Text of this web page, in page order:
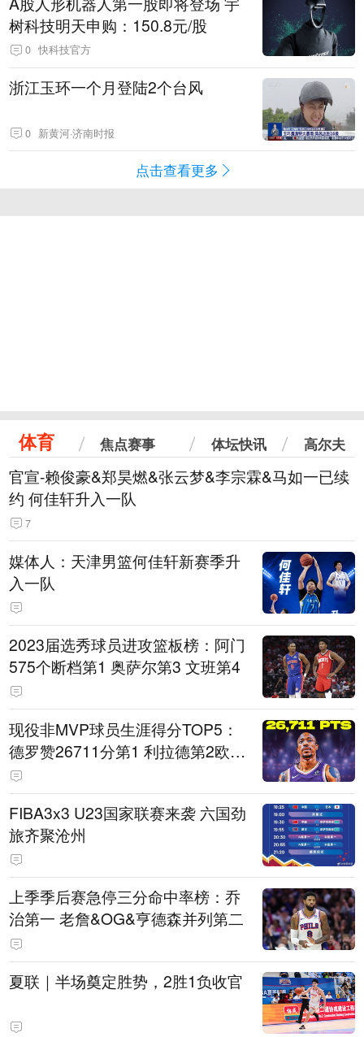
树科技明天申购：150.8元/股
0 快科技官方
浙江玉环一个月登陆2个台风
0 新黄河·济南时报
点击查看更多
体育 焦点赛事 体坛快讯 高尔夫
官宣-赖俊豪&郑昊燃&张云梦&李宗霖&马如一已续
约 何佳轩升入一队
7
媒体人：天津男篮何佳轩新赛季升
入一队
2023届选秀球员进攻篮板榜：阿门
575个断档第1 奥萨尔第3 文班第4
现役非MVP球员生涯得分TOP5：
德罗赞26711分第1 利拉德第2欧文
第5
FIBA3x3 U23国家联赛来袭 六国劲
旅齐聚沧州
上季季后赛急停三分命中率榜：乔
治第一 老詹&OG&亨德森并列第二
夏联｜半场奠定胜势，2胜1负收官